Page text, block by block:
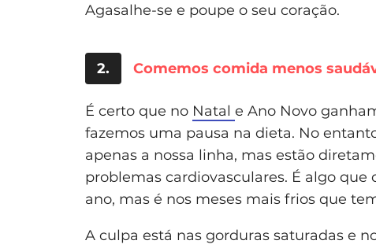
Agasalhe-se e poupe o seu coração.
2. Comemos comida menos
É certo que no Natal e Ano Novo
fazemos uma pausa na dieta. No
apenas a nossa linha, mas estão
problemas cardiovasculares. É algo
ano, mas é nos meses mais frios que
A culpa está nas gorduras saturadas e